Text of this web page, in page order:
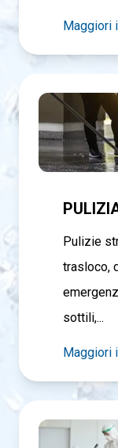
Maggiori
Pulizie
trasloco,
sottili,...
Maggiori